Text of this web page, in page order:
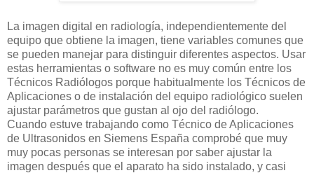
La imagen digital en radiología, independientemente del
equipo que obtiene la imagen, tiene variables comunes que
se pueden manejar para distinguir diferentes aspectos. Usar
estas herramientas o software no es muy común entre los
Técnicos Radiólogos porque habitualmente los Técnicos de
Aplicaciones o de instalación del equipo radiológico suelen
ajustar parámetros que gustan al ojo del radiólogo.
Cuando estuve trabajando como Técnico de Aplicaciones
de Ultrasonidos en Siemens España comprobé que muy
muy pocas personas se interesan por saber ajustar la
imagen después que el aparato ha sido instalado, y casi